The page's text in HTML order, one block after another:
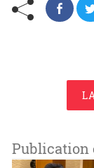
Publication